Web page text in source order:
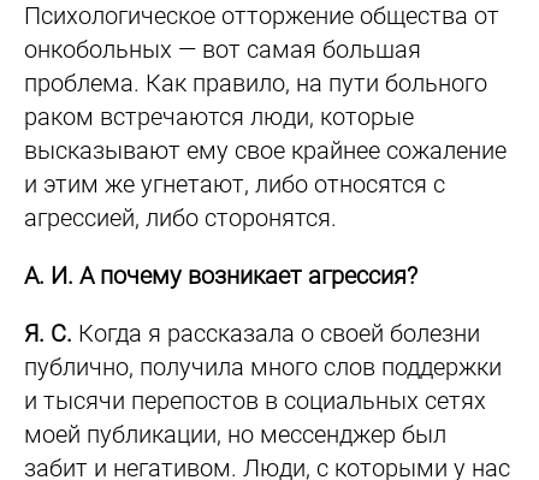
Психологическое отторжение общества от
онкобольных — вот самая большая
проблема. Как правило, на пути больного
раком встречаются люди, которые
высказывают ему свое крайнее сожаление
и этим же угнетают, либо относятся с
агрессией, либо сторонятся.
А. И. А почему возникает агрессия?
Я. С. Когда я рассказала о своей болезни
публично, получила много слов поддержки
и тысячи перепостов в социальных сетях
моей публикации, но мессенджер был
забит и негативом. Люди, с которыми у нас